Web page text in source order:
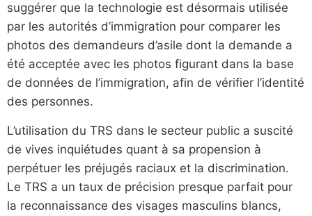
suggérer que la technologie est désormais utilisée
par les autorités d’immigration pour comparer les
photos des demandeurs d’asile dont la demande a
été acceptée avec les photos figurant dans la base
de données de l’immigration, afin de vérifier l’identité
des personnes.
L’utilisation du TRS dans le secteur public a suscité
de vives inquiétudes quant à sa propension à
perpétuer les préjugés raciaux et la discrimination.
Le TRS a un taux de précision presque parfait pour
la reconnaissance des visages masculins blancs,